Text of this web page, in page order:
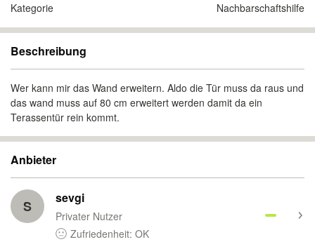
Kategorie Nachbarschaftshilfe
Beschreibung
Wer kann mir das Wand erweitern. Aldo die Tür muss da raus und
das wand muss auf 80 cm erweitert werden damit da ein
Terassentür rein kommt.
Anbieter
S sevgi
Privater Nutzer
Zufriedenheit: OK